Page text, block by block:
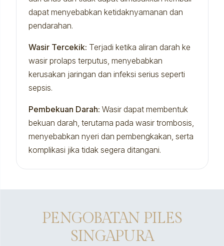
dapat menyebabkan ketidaknyamanan dan
pendarahan.
Wasir Tercekik: Terjadi ketika aliran darah ke
wasir prolaps terputus, menyebabkan
kerusakan jaringan dan infeksi serius seperti
sepsis.
Pembekuan Darah: Wasir dapat membentuk
bekuan darah, terutama pada wasir trombosis,
menyebabkan nyeri dan pembengkakan, serta
komplikasi jika tidak segera ditangani.
PENGOBATAN PILES
SINGAPURA